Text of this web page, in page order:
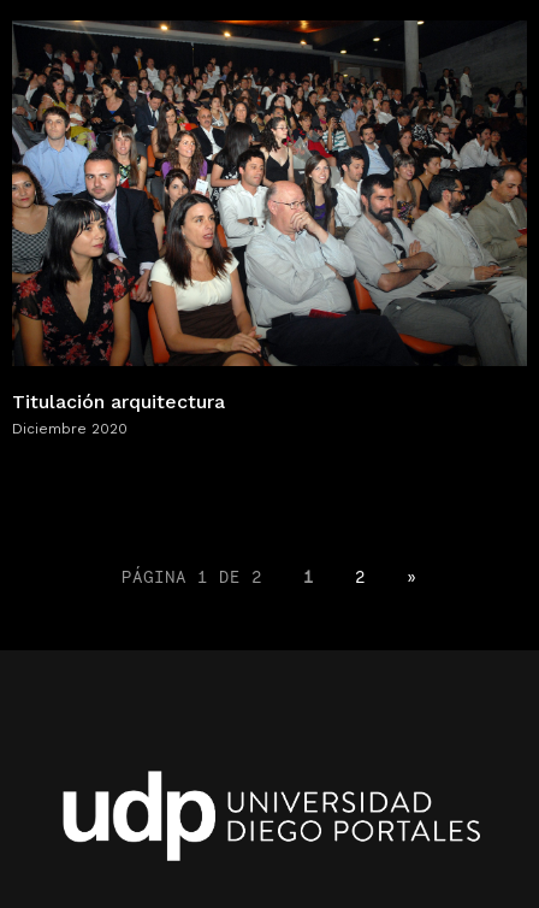
Titulación arquitectura
Diciembre 2020
PÁGINA 1 DE 2 1 2 »